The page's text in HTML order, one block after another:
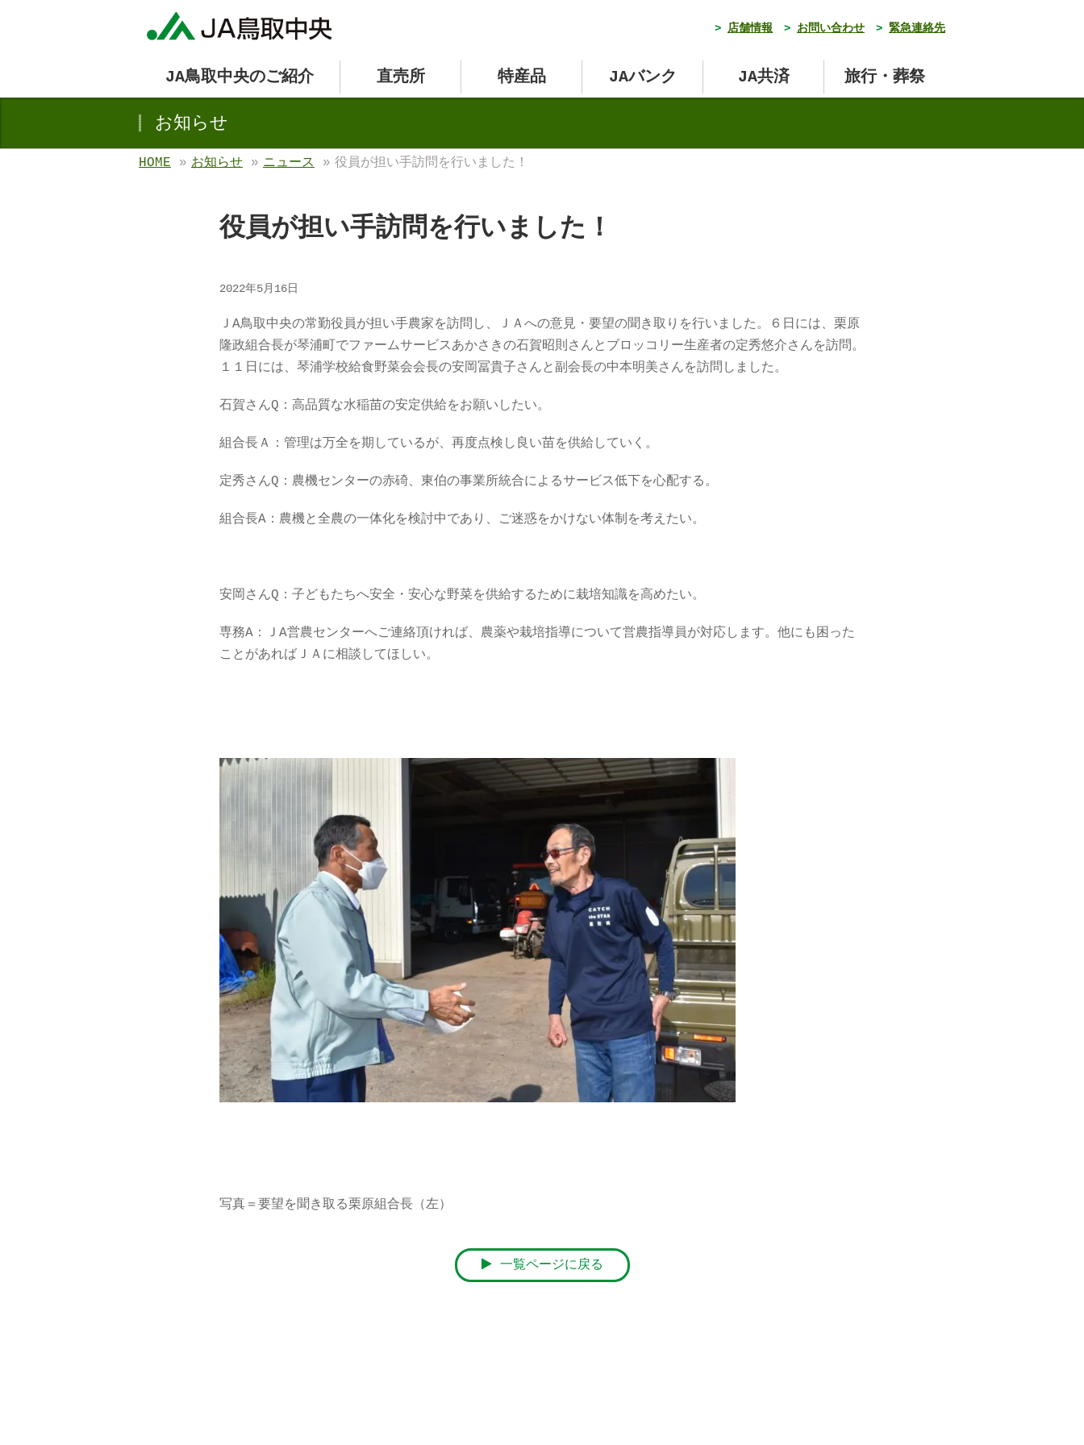
> 店舗情報 > お問い合わせ > 緊急連絡先
JA鳥取中央のご紹介 直売所 特産品 JAバンク JA共済 旅行・葬祭
お知らせ
HOME » お知らせ» ニュース » 役員が担い手訪問を行いました！
役員が担い手訪問を行いました！
2022年5月16日
ＪA鳥取中央の常勤役員が担い手農家を訪問し、ＪＡへの意見・要望の聞き取りを行いました。６日には、栗原
隆政組合長が琴浦町でファームサービスあかさきの石賀昭則さんとブロッコリー生産者の定秀悠介さんを訪問。
１１日には、琴浦学校給食野菜会会長の安岡冨貴子さんと副会長の中本明美さんを訪問しました。
石賀さんQ：高品質な水稲苗の安定供給をお願いしたい。
組合長Ａ：管理は万全を期しているが、再度点検し良い苗を供給していく。
定秀さんQ：農機センターの赤碕、東伯の事業所統合によるサービス低下を心配する。
組合長A：農機と全農の一体化を検討中であり、ご迷惑をかけない体制を考えたい。
安岡さんQ：子どもたちへ安全・安心な野菜を供給するために栽培知識を高めたい。
専務A：ＪA営農センターへご連絡頂ければ、農薬や栽培指導について営農指導員が対応します。他にも困った
ことがあればＪＡに相談してほしい。
写真＝要望を聞き取る栗原組合長（左）
一覧ページに戻る